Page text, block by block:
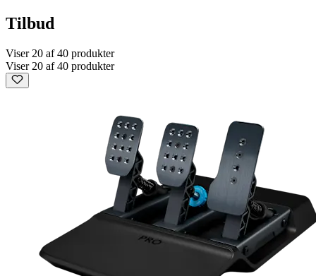
Tilbud
Viser 20 af 40 produkter
Viser 20 af 40 produkter